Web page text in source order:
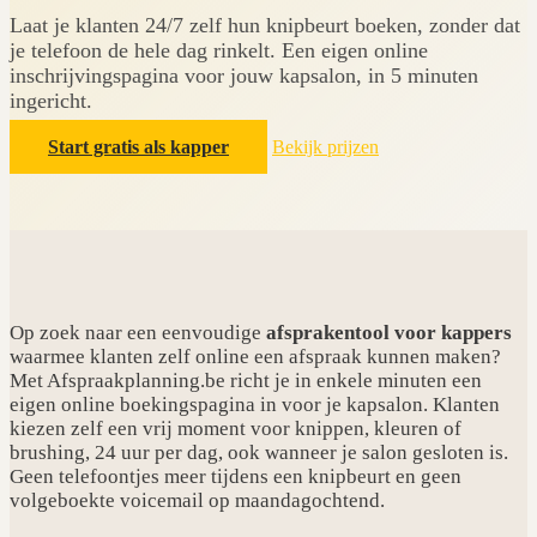
Laat je klanten 24/7 zelf hun knipbeurt boeken, zonder dat
je telefoon de hele dag rinkelt. Een eigen online
inschrijvingspagina voor jouw kapsalon, in 5 minuten
ingericht.
Start gratis als kapper Bekijk prijzen
Op zoek naar een eenvoudige afsprakentool voor kappers
waarmee klanten zelf online een afspraak kunnen maken?
Met Afspraakplanning.be richt je in enkele minuten een
eigen online boekingspagina in voor je kapsalon. Klanten
kiezen zelf een vrij moment voor knippen, kleuren of
brushing, 24 uur per dag, ook wanneer je salon gesloten is.
Geen telefoontjes meer tijdens een knipbeurt en geen
volgeboekte voicemail op maandagochtend.